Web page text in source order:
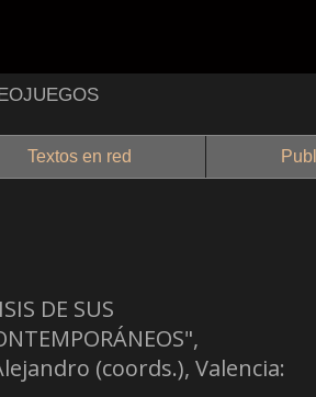
en red
DE SUS
(coords.), Valencia: